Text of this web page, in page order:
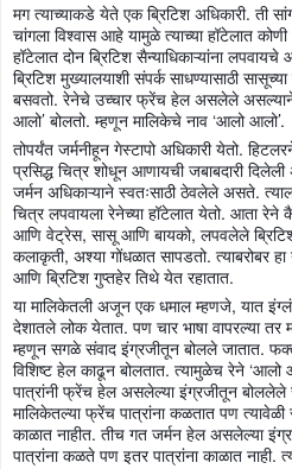
मग त्याच्याकडे येते एक ब्रिटिश अधिकारी. ती
चांगला विश्वास आहे यामुळे त्याच्या हॉटेलात कोणी
हॉटेलात दोन ब्रिटिश सैन्याधिकाऱ्यांना
ब्रिटिश मुख्यालयाशी संपर्क साधण्यासाठी
बसवतो. रेनेचे उच्चार फ्रेंच हेल असलेले असल्याने,
आलो’ बोलतो. म्हणून मालिकेचे नाव ‘आलो आलो’.
तोपर्यंत जर्मनीहून गेस्टापो अधिकारी येतो.
प्रसिद्ध चित्र शोधून आणायची जबाबदारी
जर्मन अधिकाऱ्याने स्वतःसाठी ठेवलेले असते.
चित्र लपवायला रेनेच्या हॉटेलात येतो. आता रेने
आणि वेट्रेस, सासू आणि बायको, लपवलेले
कलाकृती, अश्या गोंधळात सापडतो. त्याबरोबर
आणि ब्रिटिश गुप्तहेर तिथे येत रहातात.
या मालिकेतली अजून एक धमाल म्हणजे, यात
देशातले लोक येतात. पण चार भाषा वापरल्या
म्हणून सगळे संवाद इंग्रजीतून बोलले जातात.
विशिष्ट हेल काढून बोलतात. त्यामुळेच रेने
पात्रांनी फ्रेंच हेल असलेल्या इंग्रजीतून
मालिकेतल्या फ्रेंच पात्रांना कळतात पण
काळात नाहीत. तीच गत जर्मन हेल असलेल्या
पात्रांना कळते पण इतर पात्रांना काळात